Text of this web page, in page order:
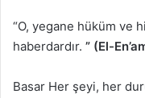
“O, yegane hüküm ve
haberdardır. ” (El-
Basar Her şeyi, her